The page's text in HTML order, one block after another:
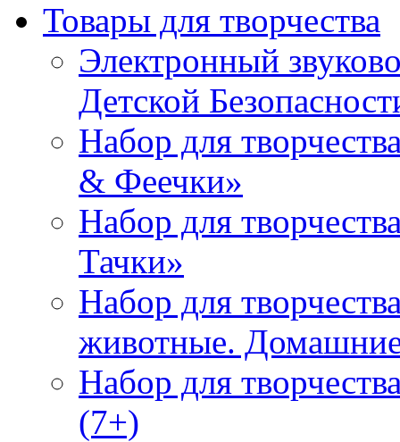
Товары для творчества
Электронный
Детской
Набор для
& Феечки»
Набор для
Тачки»
Набор для
животные.
Набор для
(7+)